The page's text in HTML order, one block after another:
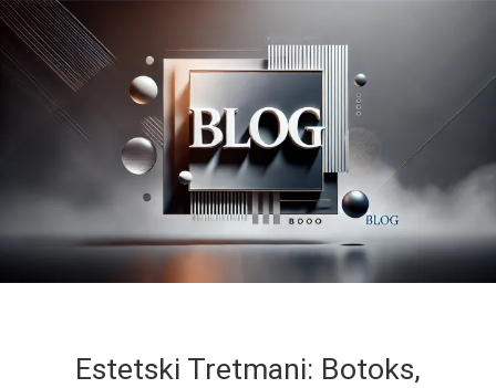
Estetski Tretmani: Botoks,